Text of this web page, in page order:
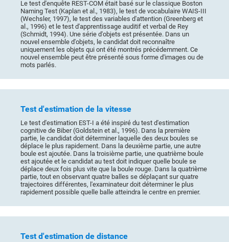
Le test d'enquête REST-COM était basé sur le classique Boston
Naming Test (Kaplan et al., 1983), le test de vocabulaire WAIS-III
(Wechsler, 1997), le test des variables d'attention (Greenberg et
al., 1996) et le test d'apprentissage auditif et verbal de Rey
(Schmidt, 1994). Une série d'objets est présentée. Dans un
nouvel ensemble d'objets, le candidat doit reconnaître
uniquement les objets qui ont été montrés précédemment. Ce
nouvel ensemble peut être présenté sous forme d'images ou de
mots parlés.
Test d'estimation de la vitesse
Le test d'estimation EST-I a été inspiré du test d'estimation
cognitive de Biber (Goldstein et al., 1996). Dans la première
partie, le candidat doit déterminer laquelle des deux boules se
déplace le plus rapidement. Dans la deuxième partie, une autre
boule est ajoutée. Dans la troisième partie, une quatrième boule
est ajoutée et le candidat au test doit indiquer quelle boule se
déplace deux fois plus vite que la boule rouge. Dans la quatrième
partie, tout en observant quatre balles se déplaçant sur quatre
trajectoires différentes, l'examinateur doit déterminer le plus
rapidement possible quelle balle atteindra le centre en premier.
Test d'estimation de distance